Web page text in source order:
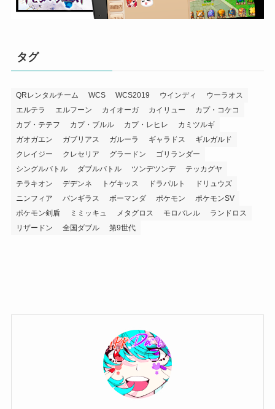
タグ
QRレンタルチーム WCS WCS2019 ウインディ
ウーラオス
エルテラ
エルフーン カイオーガ カイリュー
カプ・コケコ
カプ・テテフ
カプ・ブルル カプ・レヒレ
カミツルギ
ガオガエン
ガブリアス ガルーラ ギャラドス
ギルガルド
クレイジー
クレセリア グラードン
ゴリランダー
シングルバトル
ダブルバトル ツンデツンデ
テッカグヤ
テラキオン
デデンネ トゲキッス ドラパルト
ドリュウズ
ニンフィア
バンギラス ボーマンダ ポケモン
ポケモンSV
ポケモン剣盾
ミミッキュ メタグロス モロバレル
ランドロス
リザードン
全国ダブル 第9世代